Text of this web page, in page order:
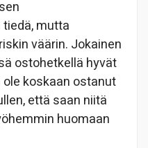
mutta
väärin. Jokainen
ostohetkellä hyvät
koskaan ostanut
että saan niitä
huomaan